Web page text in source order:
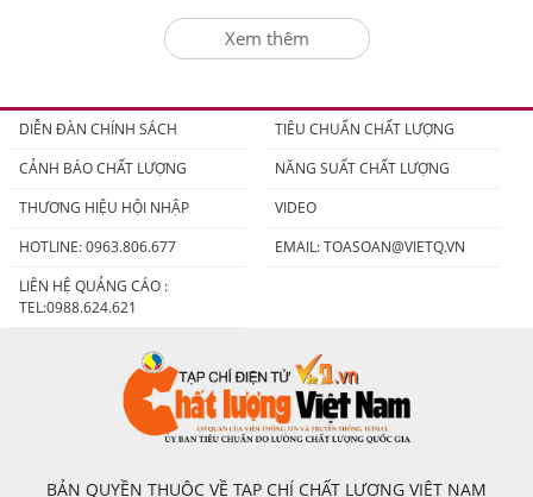
Xem thêm
DIỄN ĐÀN CHÍNH SÁCH
TIÊU CHUẨN CHẤT LƯỢNG
CẢNH BÁO CHẤT LƯỢNG
NĂNG SUẤT CHẤT LƯỢNG
THƯƠNG HIỆU HỘI NHẬP
VIDEO
HOTLINE: 0963.806.677
EMAIL:TOASOAN@VIETQ.VN
LIÊN HỆ QUẢNG CÁO :
TEL:0988.624.621
BẢN QUYỀN THUỘC VỀ TẠP CHÍ CHẤT LƯỢNG VIỆT NAM